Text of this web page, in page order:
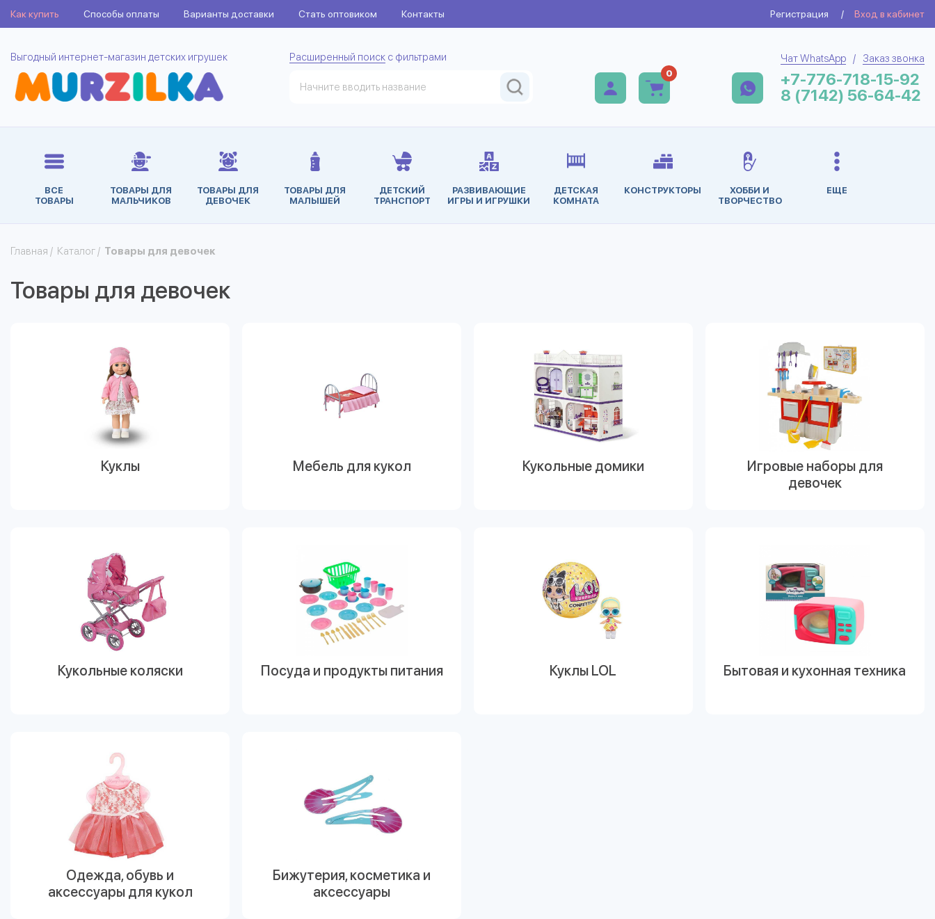
Как купить Способы оплаты Варианты доставки Стать оптовиком Контакты Регистрация / Вход в кабинет
Выгодный интернет-магазин детских игрушек Расширенный поиск с фильтрами
0
Чат WhatsApp / Заказ звонка
+7-776-718-15-92
8 (7142) 56-64-42
ВСЕ
ТОВАРЫ
ТОВАРЫ ДЛЯ
МАЛЬЧИКОВ
ТОВАРЫ ДЛЯ
ДЕВОЧЕК
ТОВАРЫ ДЛЯ
МАЛЫШЕЙ
ДЕТСКИЙ
ТРАНСПОРТ
РАЗВИВАЮЩИЕ
ИГРЫ И ИГРУШКИ
ДЕТСКАЯ
КОМНАТА
КОНСТРУКТОРЫ
ХОББИ И
ТВОРЧЕСТВО
ЕЩЕ
Главная / Каталог / Товары для девочек
Товары для девочек
Куклы Мебель для кукол Кукольные домики
Игровые наборы для
девочек
Кукольные коляски Посуда и продукты питания Куклы LOL Бытовая и кухонная техника
Одежда, обувь и
аксессуары для кукол
Бижутерия, косметика и
аксессуары